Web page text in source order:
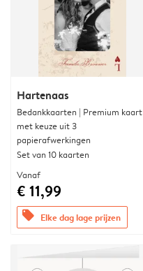
Hartenaas
Bedankkaarten | Premium kaart
met keuze uit 3
papierafwerkingen
Set van 10 kaarten
Vanaf
€ 11,99
offers Elke dag lage prijzen